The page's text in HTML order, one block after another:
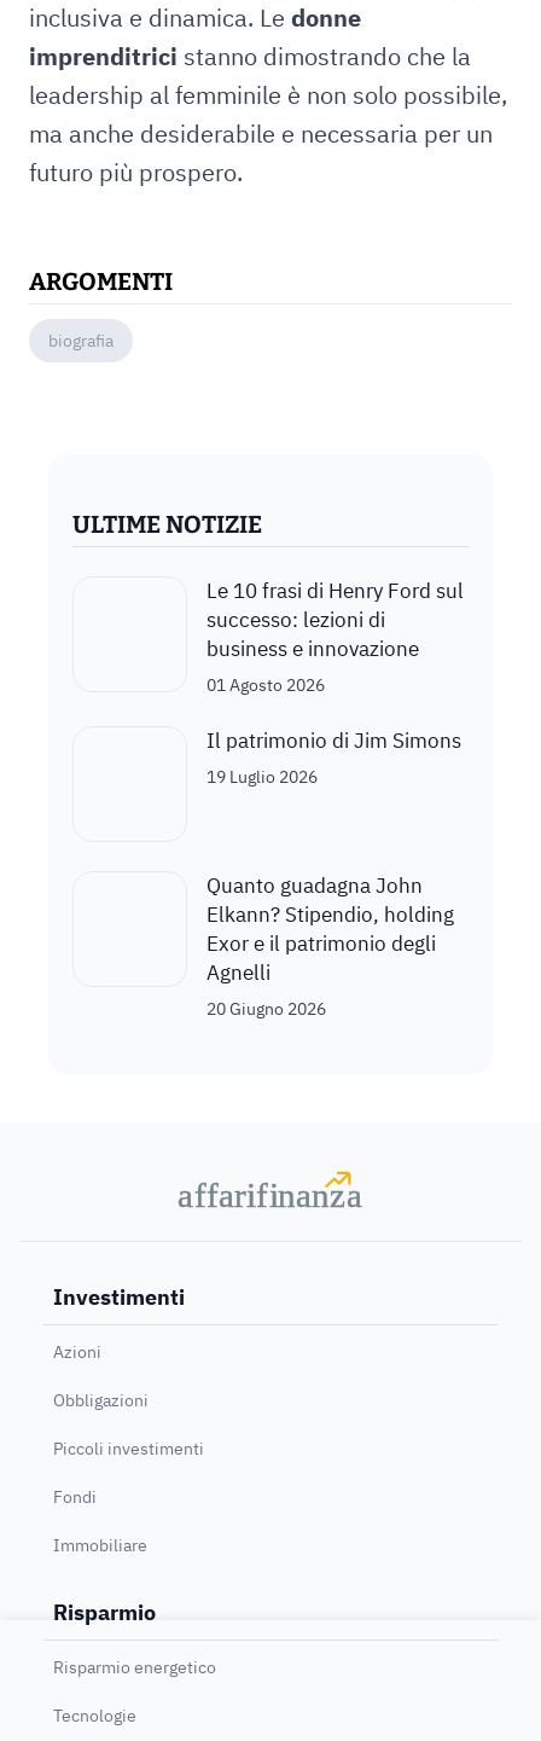
inclusiva e dinamica. Le donne
imprenditrici stanno dimostrando che la
leadership al femminile è non solo possibile,
ma anche desiderabile e necessaria per un
futuro più prospero.
ARGOMENTI
biografia
ULTIME NOTIZIE
Le 10 frasi di Henry Ford sul
successo: lezioni di
business e innovazione
01 Agosto 2026
Il patrimonio di Jim Simons
19 Luglio 2026
Quanto guadagna John
Elkann? Stipendio, holding
Exor e il patrimonio degli
Agnelli
20 Giugno 2026
affarifinanza
affarifinanza
Investimenti
Azioni
Obbligazioni
Piccoli investimenti
Fondi
Immobiliare
Risparmio
Risparmio energetico
Tecnologie